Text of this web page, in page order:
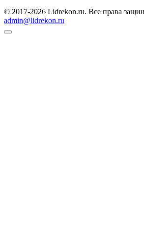
© 2017-2026 Lidrekon.ru. Все права
admin@lidrekon.ru